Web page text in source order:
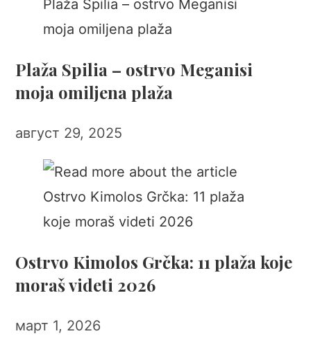
Plaža Spilia – ostrvo Meganisi
moja omiljena plaža
август 29, 2025
Ostrvo Kimolos Grčka: 11 plaža koje
moraš videti 2026
март 1, 2026